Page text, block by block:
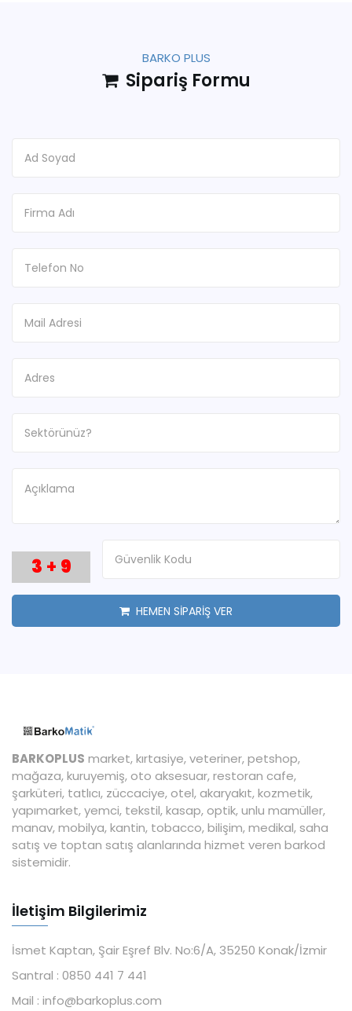
BARKO PLUS
Sipariş Formu
3 + 9
HEMEN SİPARİŞ VER
BARKOPLUS market, kırtasiye, veteriner, petshop,
mağaza, kuruyemiş, oto aksesuar, restoran cafe,
şarküteri, tatlıcı, züccaciye, otel, akaryakıt, kozmetik,
yapımarket, yemci, tekstil, kasap, optik, unlu mamüller,
manav, mobilya, kantin, tobacco, bilişim, medikal, saha
satış ve toptan satış alanlarında hizmet veren barkod
sistemidir.
İletişim Bilgilerimiz
İsmet Kaptan, Şair Eşref Blv. No:6/A, 35250 Konak/İzmir
Santral : 0850 441 7 441
Mail : info@barkoplus.com